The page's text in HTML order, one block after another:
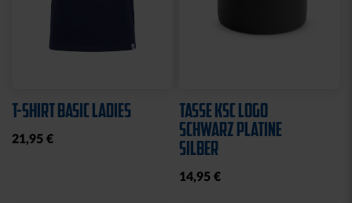
T-SHIRT BASIC LADIES
21,95 €
TASSE KSC LOGO
SCHWARZ PLATINE
SILBER
14,95 €